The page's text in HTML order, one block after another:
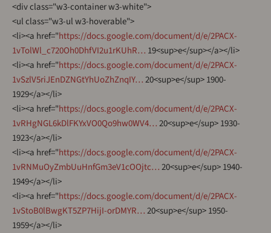
<div class="w3-container w3-white">
<ul class="w3-ul w3-hoverable">
<li><a href="https://docs.google.com/document/d/e/2PACX-
1vTolWl_c720Oh0DhfVI2u1rKUhR… 19<sup>e</sup></a></li>
<li><a href="https://docs.google.com/document/d/e/2PACX-
1vSzlV5riJEnDZNGtYhUoZhZnqIY…20<sup>e</sup> 1900-
1929</a></li>
<li><a href="https://docs.google.com/document/d/e/2PACX-
1vRHgNGL6kDlFKYxVO0Qo9hw0WV4…20<sup>e</sup> 1930-
1923</a></li>
<li><a href="https://docs.google.com/document/d/e/2PACX-
1vRNMuOyZmbUuHnfGm3eV1cOOjtc…20<sup>e</sup> 1940-
1949</a></li>
<li><a href="https://docs.google.com/document/d/e/2PACX-
1vStoB0lBwgKT5ZP7HijI-orDMYR…20<sup>e</sup> 1950-
1959</a></li>